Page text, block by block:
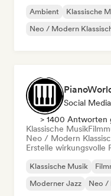
Ambient Klassische
Neo / Modern
Social
> 1400 Antworten
Klassische Musik
Neo / Modern
Erstelle wirkungsvolle
Klassische Musik
Moderner Jazz
Neo /